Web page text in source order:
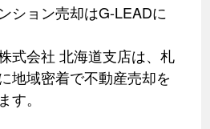
ション売却はG-LEADに
式会社 北海道支店は、札
地域密着で不動産売却を
す。